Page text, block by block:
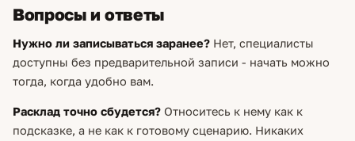
Вопросы и ответы
Нужно ли записываться заранее? Нет, специалисты
доступны без предварительной записи - начать можно
тогда, когда удобно вам.
Расклад точно сбудется? Относитесь к нему как к
подсказке, а не как к готовому сценарию. Никаких